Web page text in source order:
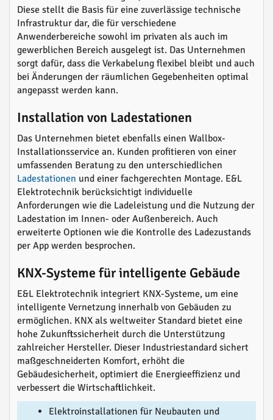
Diese stellt die Basis für eine zuverlässige technische
Infrastruktur dar, die für verschiedene
Anwenderbereiche sowohl im privaten als auch im
gewerblichen Bereich ausgelegt ist. Das Unternehmen
sorgt dafür, dass die Verkabelung flexibel bleibt und auch
bei Änderungen der räumlichen Gegebenheiten optimal
angepasst werden kann.
Installation von Ladestationen
Das Unternehmen bietet ebenfalls einen Wallbox-
Installationsservice an. Kunden profitieren von einer
umfassenden Beratung zu den unterschiedlichen
Ladestationen und einer fachgerechten Montage. E&L
Elektrotechnik berücksichtigt individuelle
Anforderungen wie die Ladeleistung und die Nutzung der
Ladestation im Innen- oder Außenbereich. Auch
erweiterte Optionen wie die Kontrolle des Ladezustands
per App werden besprochen.
KNX-Systeme für intelligente Gebäude
E&L Elektrotechnik integriert KNX-Systeme, um eine
intelligente Vernetzung innerhalb von Gebäuden zu
ermöglichen. KNX als weltweiter Standard bietet eine
hohe Zukunftssicherheit durch die Unterstützung
zahlreicher Hersteller. Dieser Industriestandard sichert
maßgeschneiderten Komfort, erhöht die
Gebäudesicherheit, optimiert die Energieeffizienz und
verbessert die Wirtschaftlichkeit.
Elektroinstallationen für Neubauten und